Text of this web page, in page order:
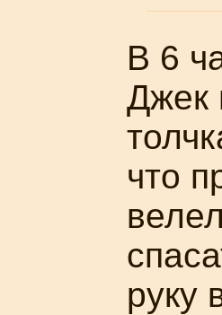
В 6
Джек
что
руку